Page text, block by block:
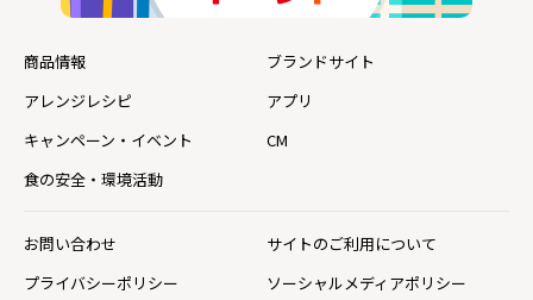
商品情報
ブランドサイト
アレンジレシピ
アプリ
キャンペーン・イベント
CM
食の安全・環境活動
お問い合わせ
サイトのご利用について
プライバシーポリシー
ソーシャルメディアポリシー